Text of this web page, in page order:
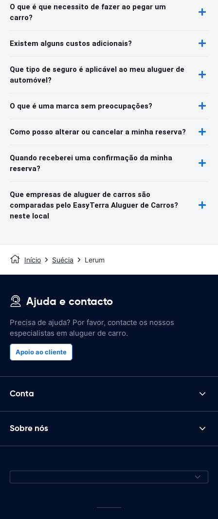
O que é que necessito de fazer ao pegar um
carro?
Existem alguns custos adicionais?
Que tipo de seguro é aplicável ao meu aluguer de
automóvel?
O que é uma marca sem preocupações?
Como posso alterar ou cancelar a minha reserva?
Quando receberei uma confirmação da minha
reserva?
Que empresas de aluguer de carros são
comparadas pelo EasyTerra Aluguer de Carros?
neste local
Início Suécia Lerum
Ajuda e contacto
Precisa de ajuda? Por favor, contacte os nossos
especialistas em aluguer de carro.
Apoio ao cliente
Conta
Sobre nós